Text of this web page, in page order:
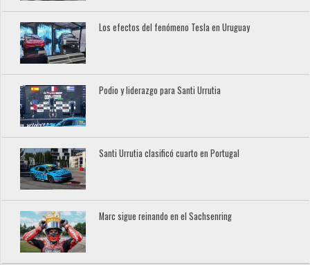
Los efectos del fenómeno Tesla en Uruguay
Podio y liderazgo para Santi Urrutia
Santi Urrutia clasificó cuarto en Portugal
Marc sigue reinando en el Sachsenring